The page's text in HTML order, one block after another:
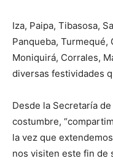
Iza, Paipa, Tibasosa,
Panqueba, Turmequé,
Moniquirá, Corrales,
diversas festividades
Desde la Secretaría
costumbre,
la vez que
nos visiten este fin de